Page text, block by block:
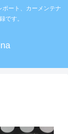
ート、カーメンテナ
です。